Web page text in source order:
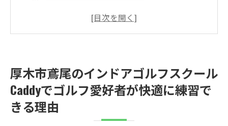
24時間営業で時間を気にせず練習可能
実際のコースに近いシミュレーション技術
交流を深めるイベントや大会の開催
冷暖房完備のインドアゴルフスクールCaddyで花
厚木市鳶尾のインドアゴルフスクール
Caddyでゴルフ愛好者が快適に練習で
きる理由